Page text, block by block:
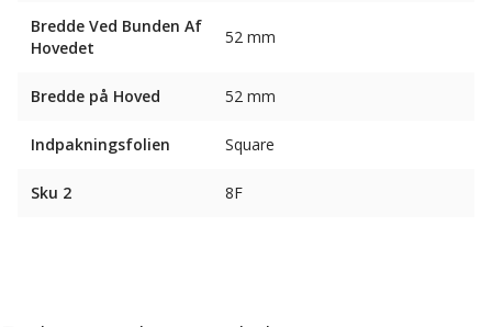
Bredde Ved Bunden Af ​​
Hovedet
52 mm
Bredde på Hoved 52 mm
Indpakningsfolien Square
Sku 2 8F